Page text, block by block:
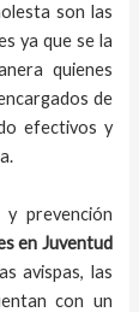
son las
ya que se la
quienes
de
efectivos y
prevención
en Juventud
avispas, las
con un